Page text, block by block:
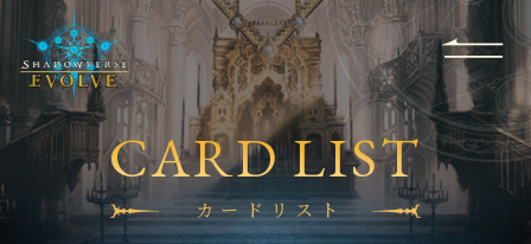
Q&A
EVENT SHOPS
FOR
BEGINNERS
APPLICATION
CONTACT
CARD LIST
カードリスト